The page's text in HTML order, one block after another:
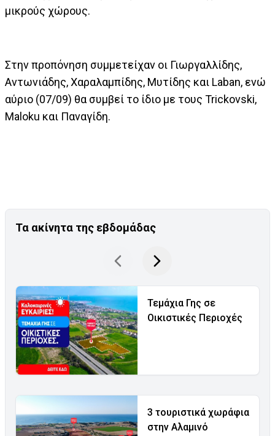
μικρούς χώρους.
Στην προπόνηση συμμετείχαν οι Γιωργαλλίδης,
Αντωνιάδης, Χαραλαμπίδης, Μυτίδης και Laban, ενώ
αύριο (07/09) θα συμβεί το ίδιο με τους Trickovski,
Maloku και Παναγίδη.
Τα ακίνητα της εβδομάδας
Τεμάχια Γης σε
Οικιστικές Περιοχές
3 τουριστικά χωράφια
στην Αλαμινό